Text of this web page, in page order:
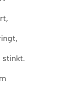
stinkt.